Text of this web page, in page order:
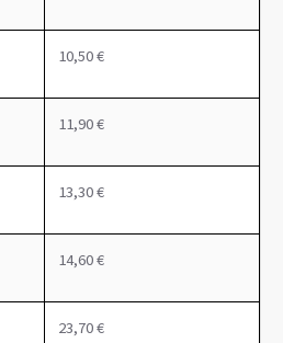
10,50 €
11,90 €
13,30 €
14,60 €
23,70 €